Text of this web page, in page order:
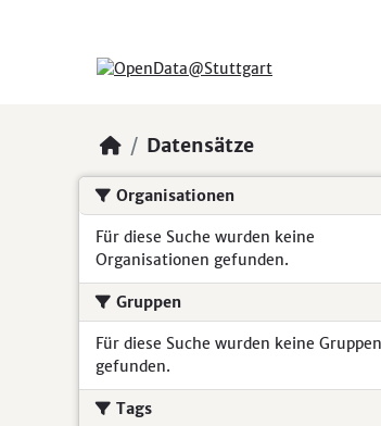
Datensätze
Organisationen
Für diese Suche wurden keine
Organisationen gefunden.
Gruppen
Für diese Suche wurden keine Gruppen
gefunden.
Tags